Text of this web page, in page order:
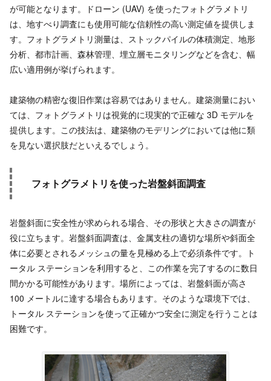
が可能となります。ドローン (UAV) を使ったフォトグラメトリ
は、地すべり調査にも使用可能な信頼性の高い測定値を提供しま
す。フォトグラメトリ測量は、ストックパイルの体積測定、地形
分析、都市計画、森林管理、埋立層モニタリングなどを含む、幅
広い適用例が挙げられます。
建築物の精密な復旧作業は容易ではありません。建築測量におい
ては、フォトグラメトリは視覚的に現実的で正確な 3D モデルを
提供します。この技法は、建築物のモデリングにおいては他に類
を見ない選択肢だといえるでしょう。
フォトグラメトリを使った岩盤斜面調査
岩盤斜面に安全性が求められる場合、その形状と大きさの調査が
役に立ちます。岩盤斜面調査は、金属支柱の適切な場所や斜面全
体に必要とされるメッシュの量を見極める上で必須条件です。ト
ータル ステーションを利用すると、この作業を完了するのに数日
間かかる可能性があります。場所によっては、岩盤斜面が高さ
100 メートルに達する場合もあります。そのような環境下では、
トータル ステーションを使って正確かつ安全に測定を行うことは
困難です。